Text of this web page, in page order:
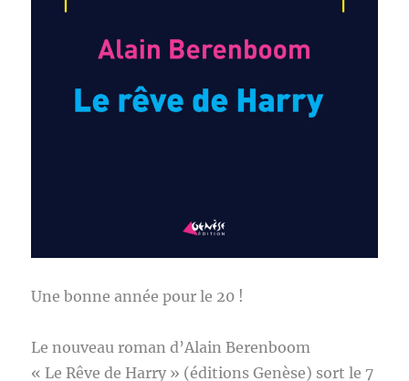
Une bonne année pour le 20 !
Le nouveau roman d’Alain Berenboom
« Le Rêve de Harry » (éditions Genèse) sort le 7